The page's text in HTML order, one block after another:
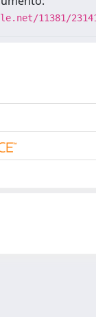
11381/